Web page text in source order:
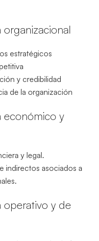
estratégicos
y credibilidad
de la organización
económico y
y legal.
indirectos asociados a
y de